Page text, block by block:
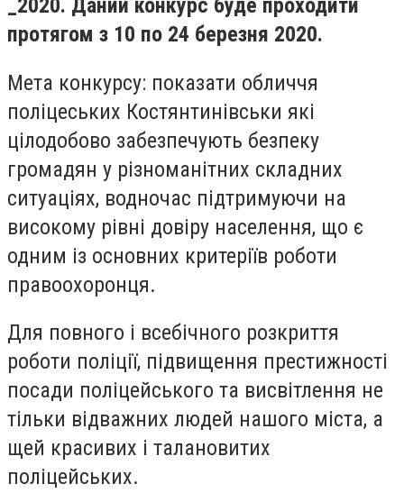
_2020. Даний конкурс буде проходити
протягом з 10 по 24 березня 2020.
Мета конкурсу: показати обличчя
поліцеських Костянтинівськи які
цілодобово забезпечують безпеку
громадян у різноманітних складних
ситуаціях, водночас підтримуючи на
високому рівні довіру населення, що є
одним із основних критеріїв роботи
правоохоронця.
Для повного і всебічного розкриття
роботи поліції, підвищення престижності
посади поліцейського та висвітлення не
тільки відважних людей нашого міста, а
щей красивих і талановитих
поліцейських.